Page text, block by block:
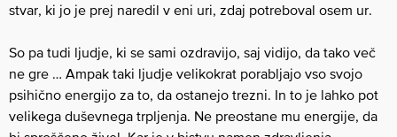
stvar, ki jo je prej naredil v eni uri, zdaj potreboval osem ur.
So pa tudi ljudje, ki se sami ozdravijo, saj vidijo, da tako več
ne gre … Ampak taki ljudje velikokrat porabljajo vso svojo
psihično energijo za to, da ostanejo trezni. In to je lahko pot
velikega duševnega trpljenja. Ne preostane mu energije, da